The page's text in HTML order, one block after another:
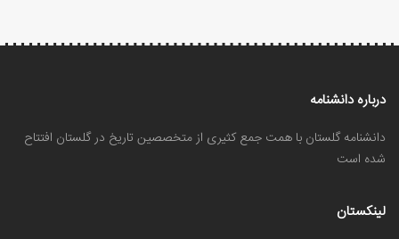
درباره دانشنامه
دانشنامه گلستان با همت جمع کثیری از متخصصین تاریخ در گلستان افتتاح
شده است
لینکستان